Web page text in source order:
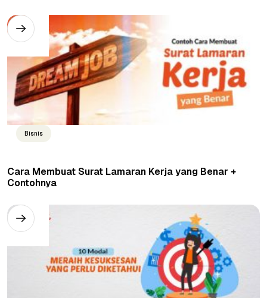
Bisnis
Cara Membuat Surat Lamaran Kerja yang Benar +
Contohnya